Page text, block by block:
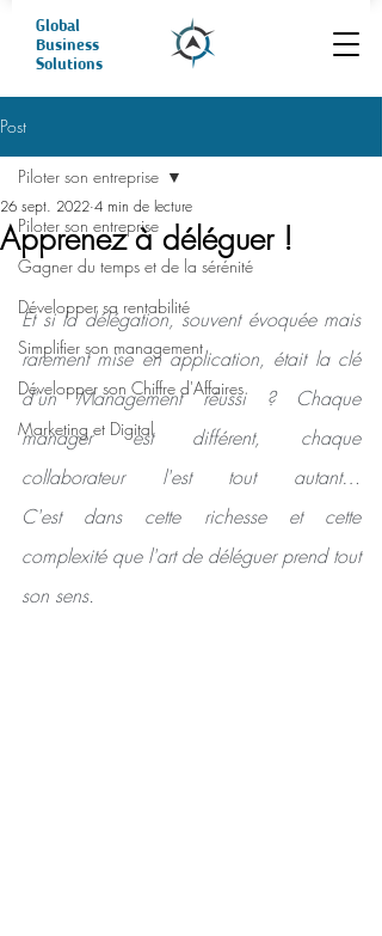
Global
Business
Solutions
Post
Piloter son entreprise
Gagner du temps et de la sérénité
Développer sa rentabilité
Simplifier son management
Développer son Chiffre d'Affaires
Marketing et Digital
Piloter son entreprise
Apprenez à déléguer !
26 sept. 2022 4 min de lecture
Et si la délégation, souvent évoquée mais
rarement mise en application, était la clé
d'un Management réussi ? Chaque
manager est différent, chaque
collaborateur l'est tout autant…
C'est dans cette richesse et cette
complexité que l'art de déléguer prend tout
son sens.